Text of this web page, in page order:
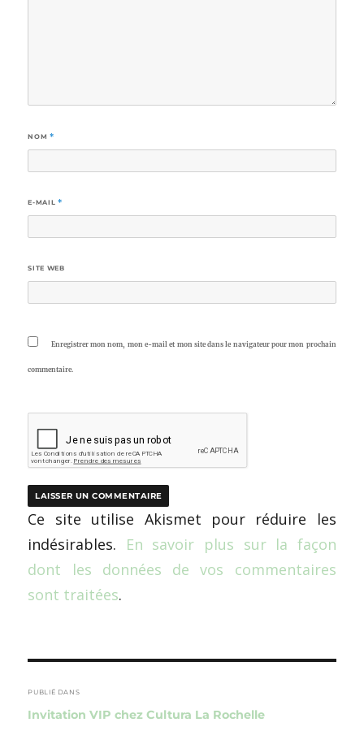
NOM *
E-MAIL *
SITE WEB
Enregistrer mon nom, mon e-mail et mon site dans le navigateur pour mon prochain
commentaire.
Ce site utilise Akismet pour réduire les
indésirables. En savoir plus sur la façon
dont les données de vos commentaires
sont traitées.
de
l’article
PUBLIÉ DANS
Invitation VIP chez Cultura La Rochelle